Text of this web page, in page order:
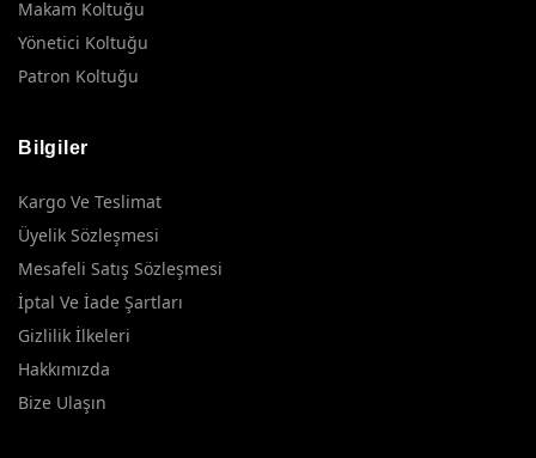
Makam Koltuğu
Yönetici Koltuğu
Patron Koltuğu
Bilgiler
Kargo Ve Teslimat
Üyelik Sözleşmesi
Mesafeli Satış Sözleşmesi
İptal Ve İade Şartları
Gizlilik İlkeleri
Hakkımızda
Bize Ulaşın